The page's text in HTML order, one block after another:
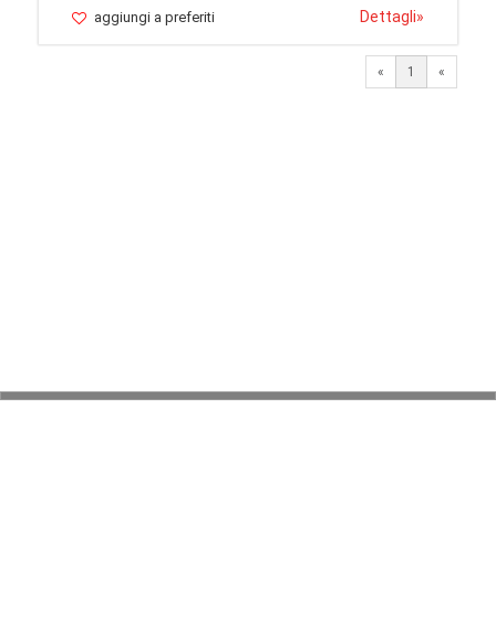
aggiungi a preferiti Dettagli»
« 1 «